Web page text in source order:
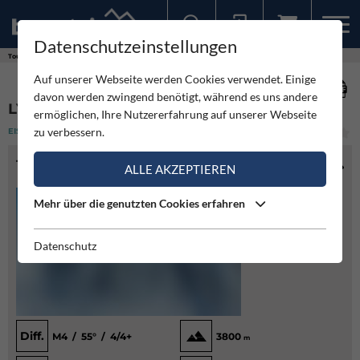
Touren
LYSKAMM NORDWAND
EISKLETTERN LEICHT
TOURENINFO
Diff. M4 / 55° / 4/4+ 3800 m
Datenschutzeinstellungen
Auf unserer Webseite werden Cookies verwendet. Einige
davon werden zwingend benötigt, während es uns andere
ermöglichen, Ihre Nutzererfahrung auf unserer Webseite
zu verbessern.
ALLE AKZEPTIEREN
Mehr über die genutzten Cookies erfahren
Datenschutz